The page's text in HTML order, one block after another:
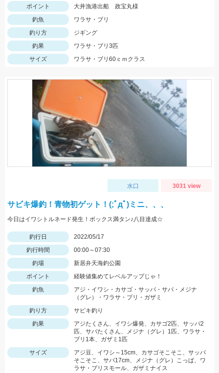
ポイント
大井漁港出船 政宝丸様
釣魚
ワラサ・ブリ
釣り方
ジギング
釣果
ワラサ・ブリ3匹
サイズ
ワラサ・ブリ60ｃｍクラス
水口 3031 view
サビキ爆釣！青物初ゲット！(;ﾟдﾟ)ミニ、、、
今日はイワシトルネード発生！ボックス満タン♪八目達成☆
釣行日
2022/05/17
釣行時間
00:00～07:30
釣場
新居弁天海釣公園
ポイント
経験値集めてレベルアップじゃ！
釣魚
アジ・イワシ・カサゴ・サッパ・サバ・メジナ
（グレ）・ワラサ・ブリ・ガザミ
釣り方
サビキ釣り
釣果
アジたくさん、イワシ爆発、カサゴ2匹、サッパ2
匹、サバたくさん、メジナ（グレ）1匹、ワラサ・
ブリ1本、ガザミ1匹
サイズ
アジ豆、イワシ～15cm、カサゴそこそこ、サッパ
そこそこ、サバ17cm、メジナ（グレ）こっぱ、ワ
ラサ・ブリスモール、ガザミナイス